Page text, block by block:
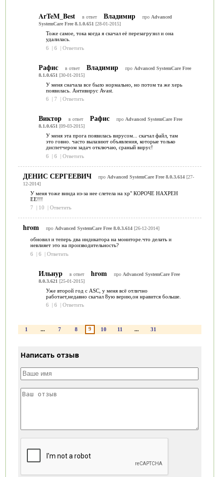
ArTeM_Best в ответ Владимир про Advanced
SystemCare Free 8.1.0.651 [28-01-2015]
Тоже самое, тока когда я скачал её перезагрузил и она
удалилась.
6
| 6 | Ответить
Рафис в ответ Владимир про Advanced SystemCare Free
8.1.0.651 [30-01-2015]
У меня сначала все было нормально, но потом та же херь
появилась. Антивирус Avast.
6
| 7 | Ответить
Виктор в ответ Рафис про Advanced SystemCare Free
8.1.0.651 [09-03-2015]
У меня эта прога появилась вирусом... скачал файл, там
это говно. часто вылазиют объявления, которые только
диспетчером задач отключаю, сраный вирус!
6
| 6 | Ответить
ДЕНИС СЕРГЕЕВИЧ про Advanced SystemCare Free 8.0.3.614[27-
12-2014]
У меня тоже винда из-за нее слетела на хр" КОРОЧЕ НАХРЕН
ЕЕ!!!
7
| 10 | Ответить
hrom про Advanced SystemCare Free 8.0.3.614[26-12-2014]
обновил и теперь два индикатора на мониторе.что делать и
невлияет это на производительность?
6
| 6 | Ответить
Ильнур в ответ hrom про Advanced SystemCare Free
8.0.3.621 [25-01-2015]
Уже второй год с ASC, у меня всё отлично
работает,недавно скачал 8ую верию,он нравится больше.
6
| 6 | Ответить
1 ... 7 8 9 10 11 ... 31
Написать отзыв